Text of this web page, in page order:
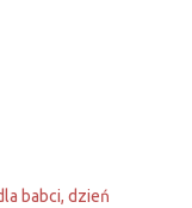
babci, dzień